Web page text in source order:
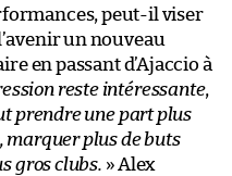
peut-il viser
un nouveau
en passant d’Ajaccio à
reste intéressante,
prendre une part plus
marquer plus de buts
gros clubs. » Alex